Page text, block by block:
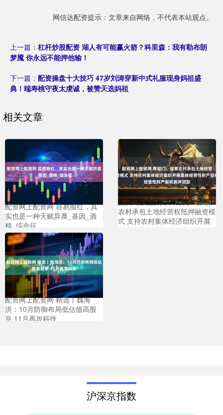
网信达配资提示：文章来自网络，不代表本站观点。
上一篇： 杠杆炒股配资 湖人有可能赢火箭？科里森：我有勒布朗
梦魇 你永远不能押他输！
下一篇： 配资操盘十大技巧 47岁刘涛穿新中式礼服现身妈祖盛
典！端寿桃守夜太虔诚，被赞天选妈祖
相关文章
配资网上配资网 容易脸红，其
实也是一种天赋异禀_基因_酒
精_综合征
配资网上配资网 两部门：探索
农村承包土地经营权抵押融资模
式 支持农村集体经济组织开展
集体经营性财产股权质押贷款
配资网上配资网 精选丨魏海
洪：10月防御布局低估值高股
息 11月再攻科技
沪深京指数